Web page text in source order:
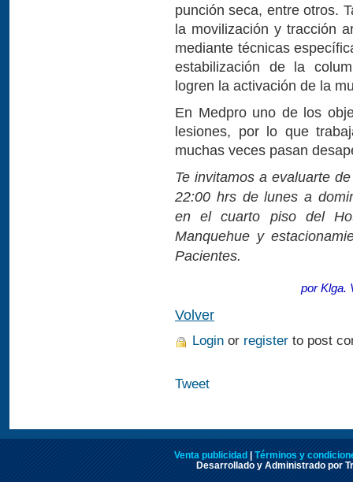
punción seca, entre otros.
la movilización y tracción
mediante técnicas
estabilización de la
logren la activación de la
En Medpro uno de los
lesiones, por lo que
muchas veces pasan
Te invitamos a evaluarte
22:00 hrs de lunes a
en el cuarto piso del
Manquehue y
Pacientes.
por Klga.
Volver
Login or register to post
Tweet
Venta publicidad | Términos y
Desarrollado y Administrado por